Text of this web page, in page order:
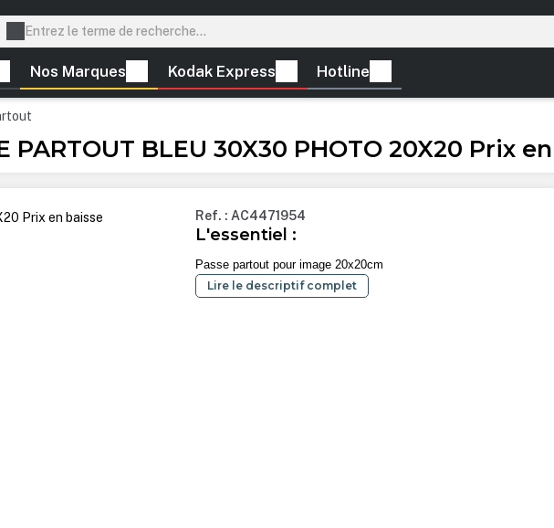
Nos Marques Kodak Express Hotline
PARTOUT BLEU 30X30 PHOTO 20X20 Prix
Ref. : AC4471954
L'essentiel :
Passe partout pour image 20x20cm
Lire le descriptif complet